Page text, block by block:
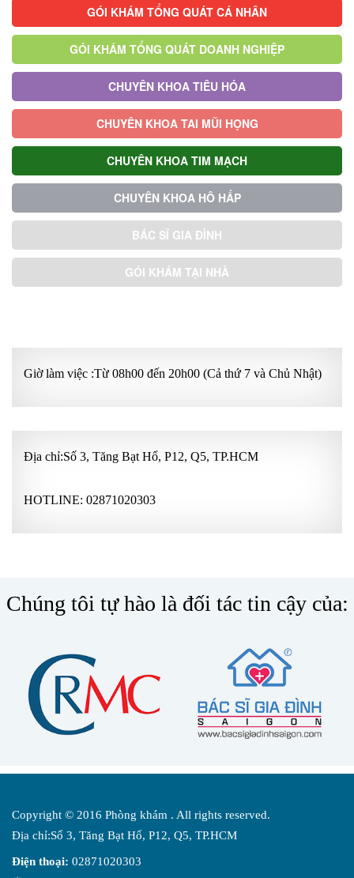
GÓI KHÁM TỔNG QUÁT CÁ NHÂN
GÓI KHÁM TỔNG QUÁT DOANH NGHIỆP
CHUYÊN KHOA TIÊU HÓA
CHUYÊN KHOA TAI MŨI HỌNG
CHUYÊN KHOA TIM MẠCH
CHUYÊN KHOA HÔ HẤP
BÁC SĨ GIA ĐÌNH
GÓI KHÁM TẠI NHÀ
Giờ làm việc :Từ 08h00 đến 20h00 (Cả thứ 7 và Chủ Nhật)
Địa chỉ:Số 3, Tăng Bạt Hổ, P12, Q5, TP.HCM
HOTLINE: 02871020303
Chúng tôi tự hào là đối tác tin cậy của:
Copyright © 2016 Phòng khám . All rights reserved.
Địa chỉ:Số 3, Tăng Bạt Hổ, P12, Q5, TP.HCM
Điện thoại: 02871020303